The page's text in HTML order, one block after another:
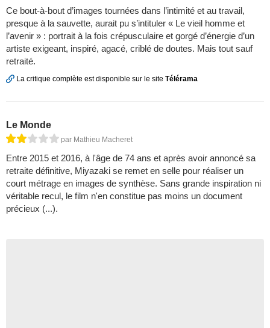
Ce bout-à-bout d’images tournées dans l’intimité et au travail,
presque à la sauvette, aurait pu s’intituler « Le vieil homme et
l’avenir » : portrait à la fois crépusculaire et gorgé d’énergie d’un
artiste exigeant, inspiré, agacé, criblé de doutes. Mais tout sauf
retraité.
La critique complète est disponible sur le site Télérama
Le Monde
par Mathieu Macheret
Entre 2015 et 2016, à l'âge de 74 ans et après avoir annoncé sa
retraite définitive, Miyazaki se remet en selle pour réaliser un
court métrage en images de synthèse. Sans grande inspiration ni
véritable recul, le film n'en constitue pas moins un document
précieux (...).